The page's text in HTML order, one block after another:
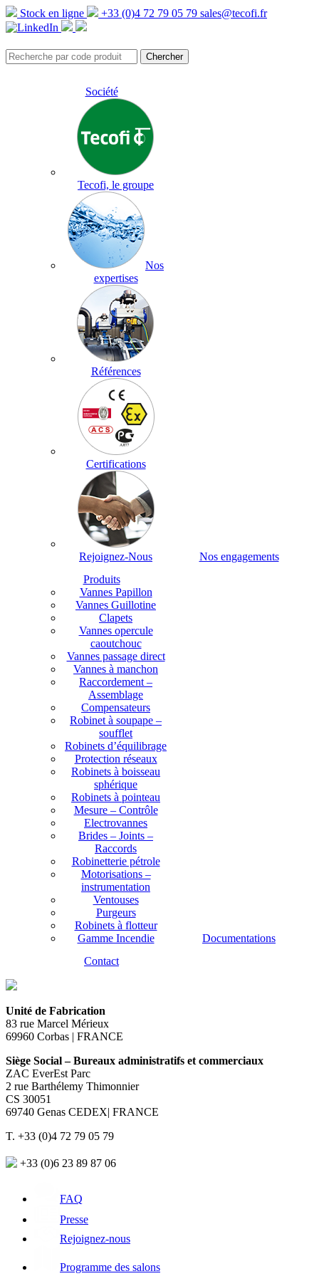
Stock en ligne +33 (0)4 72 79 05 79 sales@tecofi.fr
Société
Tecofi, le groupe
Nos
expertises
Références
Certifications
Rejoignez-Nous
Nos engagements
Produits
Vannes Papillon
Vannes Guillotine
Clapets
Vannes opercule
caoutchouc
Vannes passage direct
Vannes à manchon
Raccordement –
Assemblage
Compensateurs
Robinet à soupape –
soufflet
Robinets d’équilibrage
Protection réseaux
Robinets à boisseau
sphérique
Robinets à pointeau
Mesure – Contrôle
Electrovannes
Brides – Joints –
Raccords
Robinetterie pétrole
Motorisations –
instrumentation
Ventouses
Purgeurs
Robinets à flotteur
Gamme Incendie
Documentations
Contact
Unité de Fabrication
83 rue Marcel Mérieux
69960 Corbas | FRANCE
Siège Social – Bureaux administratifs et commerciaux
ZAC EverEst Parc
2 rue Barthélemy Thimonnier
CS 30051
69740 Genas CEDEX| FRANCE
T. +33 (0)4 72 79 05 79
+33 (0)6 23 89 87 06
FAQ
Presse
Rejoignez-nous
Programme des salons